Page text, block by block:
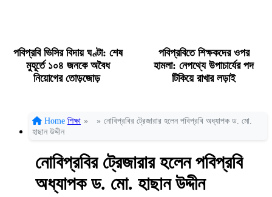
পবিপ্রবি ভিসির বিদায় ঘণ্টা: শেষ
মুহূর্তে ১০৪ জনকে অবৈধ
নিয়োগের তোড়জোড়
পবিপ্রবিতে শিক্ষকদের ওপর
হামলা: নেপথ্যে উপাচার্যের পদ
টিকিয়ে রাখার লড়াই
Home শিক্ষা » » নোবিপ্রবির ট্রেজারার হলেন পবিপ্রবি অধ্যাপক ড. মো.
হাছান উদ্দীন
নোবিপ্রবির ট্রেজারার হলেন পবিপ্রবি
অধ্যাপক ড. মো. হাছান উদ্দীন